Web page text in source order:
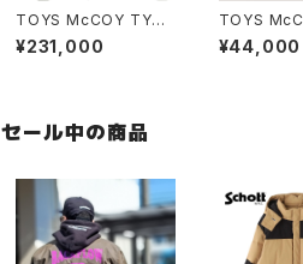
TOYS McCOY TYPE
A-2 JACKET MFG. C
O
¥231,000
TOYS
A-2 DECK,
CIAL VER
¥44,000
セール中の商品